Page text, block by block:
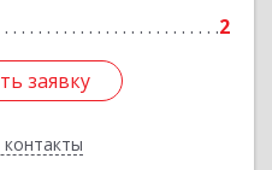
2
заявку
заявку